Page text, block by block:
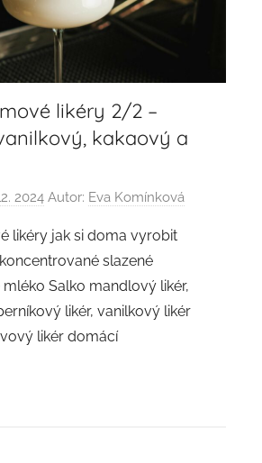
likéry 2/2 –
kakaový a
2024 Autor: Eva Komínková
likéry jak si doma vyrobit
slazené
Salko mandlový likér,
likér, vanilkový likér
likér domácí